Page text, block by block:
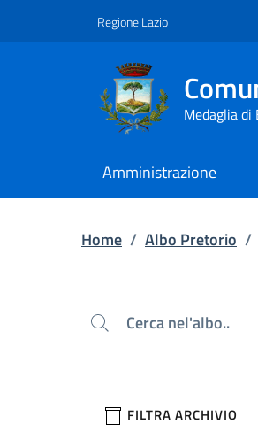
Regione Lazio
Medaglia di
Amministrazione
Home / Albo Pretorio /
Cerca
filtri da
FILTRA ARCHIVIO